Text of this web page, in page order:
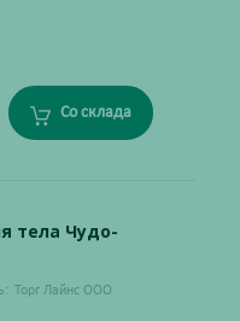
Со склада
тела Чудо-
Торг Лайнс ООО